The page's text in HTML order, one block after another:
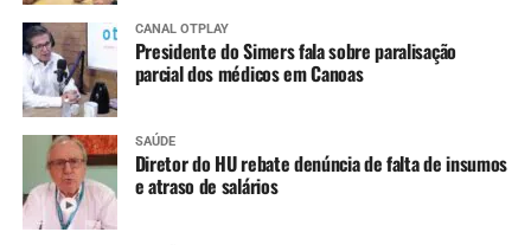
CANAL OTPLAY
Presidente do Simers fala sobre paralisação
parcial dos médicos em Canoas
SAÚDE
Diretor do HU rebate denúncia de falta de insumos
e atraso de salários